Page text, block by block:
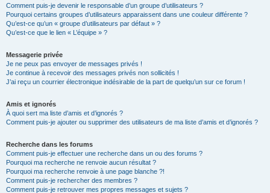
Comment puis-je devenir le responsable d’un groupe d’utilisateurs ?
Pourquoi certains groupes d’utilisateurs apparaissent dans une couleur différente ?
Qu’est-ce qu’un « groupe d’utilisateurs par défaut » ?
Qu’est-ce que le lien « L’équipe » ?
Messagerie privée
Je ne peux pas envoyer de messages privés !
Je continue à recevoir des messages privés non sollicités !
J’ai reçu un courrier électronique indésirable de la part de quelqu’un sur ce forum !
Amis et ignorés
À quoi sert ma liste d’amis et d’ignorés ?
Comment puis-je ajouter ou supprimer des utilisateurs de ma liste d’amis et d’ignorés ?
Recherche dans les forums
Comment puis-je effectuer une recherche dans un ou des forums ?
Pourquoi ma recherche ne renvoie aucun résultat ?
Pourquoi ma recherche renvoie à une page blanche ?!
Comment puis-je rechercher des membres ?
Comment puis-je retrouver mes propres messages et sujets ?